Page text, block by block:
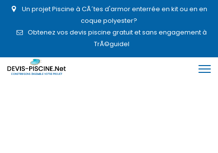
Un projet Piscine à CÃ´tes d'armor enterrée en kit ou en en
coque polyester?
Obtenez vos devis piscine gratuit et sans engagement à
TrÃ©guidel